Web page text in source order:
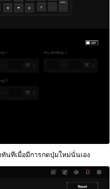
นทีเมื่อมีการกดปุ่มใหม่นั่นเอง